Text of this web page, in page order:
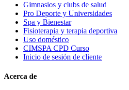
Gimnasios y clubs de salud
Pro Deporte y Universidades
Spa y Bienestar
Fisioterapia y terapia deportiva
Uso doméstico
CIMSPA CPD Curso
Inicio de sesión de cliente
Acerca de